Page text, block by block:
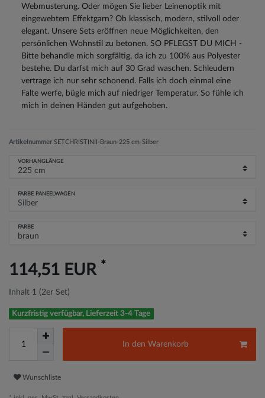
Webmusterung. Oder mögen Sie lieber Leinenoptik mit
eingewebtem Effektgarn? Ob klassisch, modern, stilvoll oder
elegant. Unsere Sets eröffnen neue Möglichkeiten, den
persönlichen Wohnstil zu betonen. SO PFLEGST DU MICH -
Bitte behandle mich sorgfältig, da ich zu 100% aus Polyester
bestehe. Du darfst mich auf 30 Grad waschen. Schleudern
vertrage ich nur sehr schonend. Falls ich doch einmal eine
Falte werfe, bügle mich auf niedriger Temperatur. So fühle ich
mich in deinen Händen gut aufgehoben.
Artikelnummer SETCHRISTINII-Braun-225 cm-Silber
VORHANGLÄNGE
FARBE PANEELWAGEN
FARBE
114,51 EUR *
Inhalt 1 (2er Set)
Kurzfristig verfügbar, Lieferzeit 3-4 Tage
In den Warenkorb
Wunschliste